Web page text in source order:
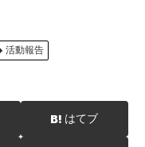
活動報告
はてブ